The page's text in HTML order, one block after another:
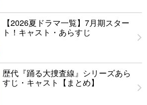
【2026夏ドラマ一覧】7月期スター
ト！キャスト・あらすじ
歴代『踊る大捜査線』シリーズあら
すじ・キャスト【まとめ】